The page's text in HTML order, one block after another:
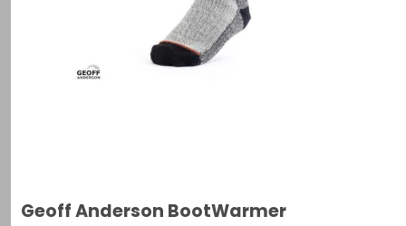
Geoff Anderson BootWarmer